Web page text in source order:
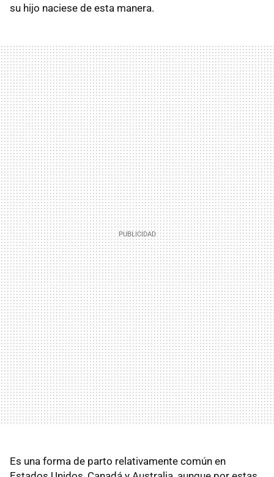
su hijo naciese de esta manera.
Es una forma de parto relativamente común en